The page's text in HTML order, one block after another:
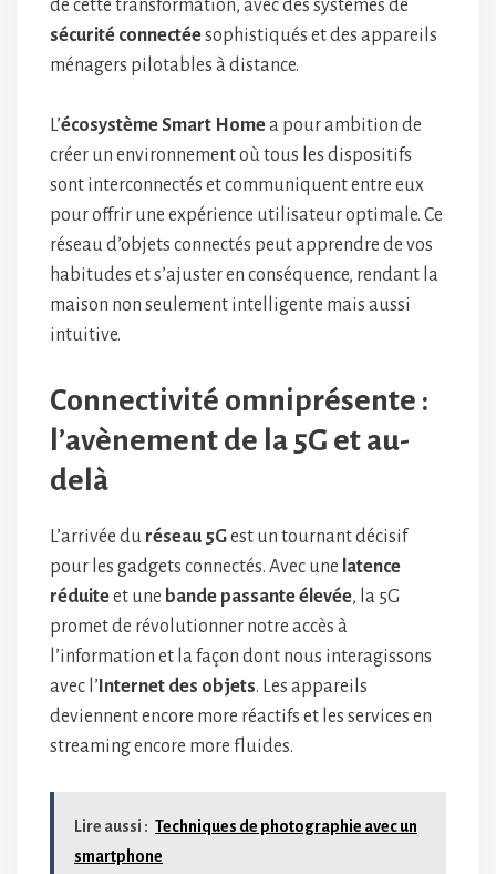
de cette transformation, avec des systèmes de
sécurité connectéesophistiqués et des appareils
ménagers pilotables à distance.
L’écosystème Smart Homea pour ambition de
créer un environnement où tous les dispositifs
sont interconnectés et communiquent entre eux
pour offrir une expérience utilisateur optimale. Ce
réseau d’objets connectés peut apprendre de vos
habitudes et s’ajuster en conséquence, rendant la
maison non seulement intelligente mais aussi
intuitive.
Connectivité omniprésente :
l’avènement de la 5G et au-
delà
L’arrivée du réseau 5Gest un tournant décisif
pour les gadgets connectés. Avec une latence
réduiteet une bande passante élevée, la 5G
promet de révolutionner notre accès à
l’information et la façon dont nous interagissons
avec l’ Internet des objets. Les appareils
deviennent encore more réactifs et les services en
streaming encore more fluides.
Lire aussi : Techniques de photographie avec un
smartphone